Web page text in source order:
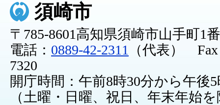
須崎市
〒785-8601高知県須崎市山手町1
電話： 0889-42-2311
（代表） Fax
7320
開庁時間：午前8時30分から午後
（土曜・日曜、祝日、年末年始